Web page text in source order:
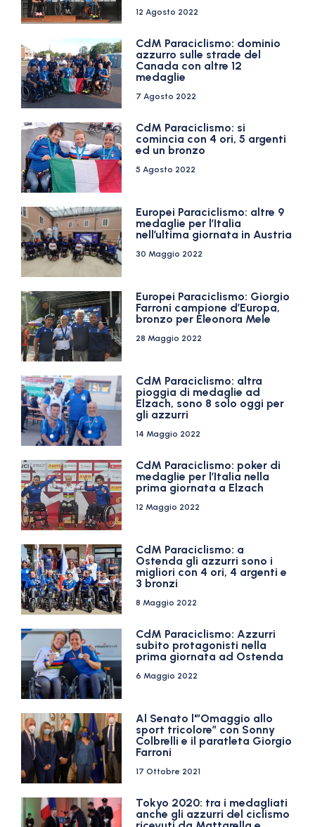
12 Agosto 2022
CdM Paraciclismo: dominio
azzurro sulle strade del
Canada con altre 12
medaglie
7 Agosto 2022
CdM Paraciclismo: si
comincia con 4 ori, 5 argenti
ed un bronzo
5 Agosto 2022
Europei Paraciclismo: altre 9
medaglie per l’Italia
nell’ultima giornata in Austria
30 Maggio 2022
Europei Paraciclismo: Giorgio
Farroni campione d’Europa,
bronzo per Eleonora Mele
28 Maggio 2022
CdM Paraciclismo: altra
pioggia di medaglie ad
Elzach, sono 8 solo oggi per
gli azzurri
14 Maggio 2022
CdM Paraciclismo: poker di
medaglie per l’Italia nella
prima giornata a Elzach
12 Maggio 2022
CdM Paraciclismo: a
Ostenda gli azzurri sono i
migliori con 4 ori, 4 argenti e
3 bronzi
8 Maggio 2022
CdM Paraciclismo: Azzurri
subito protagonisti nella
prima giornata ad Ostenda
6 Maggio 2022
Al Senato l'”Omaggio allo
sport tricolore” con Sonny
Colbrelli e il paratleta Giorgio
Farroni
17 Ottobre 2021
Tokyo 2020: tra i medagliati
anche gli azzurri del ciclismo